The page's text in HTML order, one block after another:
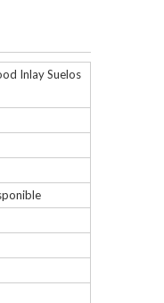
Inlay Suelos